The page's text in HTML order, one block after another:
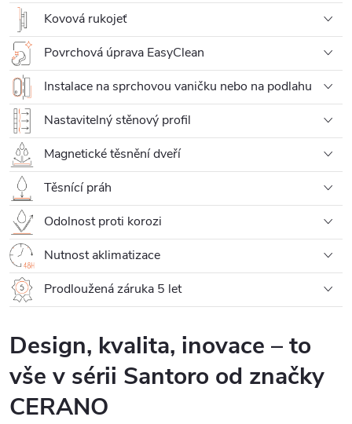
Kovová rukojeť
Povrchová úprava EasyClean
Instalace na sprchovou vaničku nebo na podlahu
Nastavitelný stěnový profil
Magnetické těsnění dveří
Těsnící práh
Odolnost proti korozi
Nutnost aklimatizace
Prodloužená záruka 5 let
Design, kvalita, inovace – to
vše v sérii Santoro od značky
CERANO